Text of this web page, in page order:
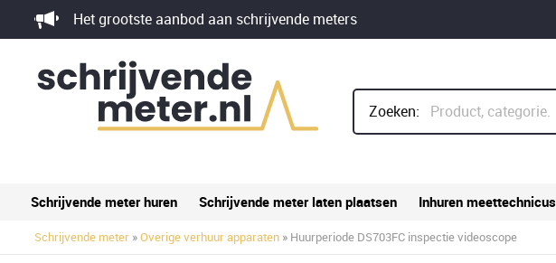
to
Het grootste aanbod aan schrijvende meters
Zoeken:
Schrijvende meter huren Schrijvende meter laten plaatsen Inhuren
Schrijvende meter »Overige verhuur apparaten » Huurperiode DS703FC inspectie videoscope